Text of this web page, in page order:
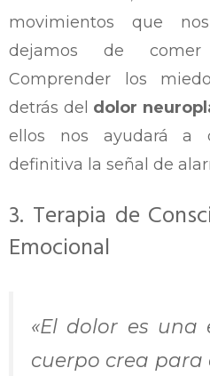
movimientos que
dejamos de comer
Comprender los
detrás del dolor
ellos nos ayudará a
definitiva la señal de
3. Terapia de
Emocional
«El dolor es una
cuerpo crea para